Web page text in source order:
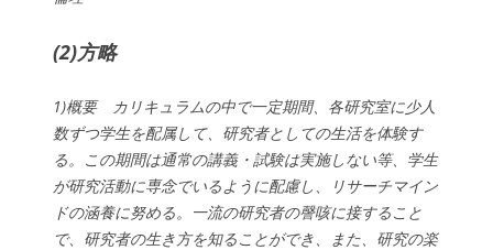
(2)方略
1)概要 カリキュラムの中で一定期間、各研究室に少人
数ずつ学生を配属して、研究者としての生活を体験す
る。この期間は通常の講義・試験は実施しない等、学生
が研究活動に専念でいるように配慮し、リサーチマイン
ドの涵養に努める。一流の研究者の謦咳に接すること
で、研究者の生き方を知ることができ、また、研究の楽